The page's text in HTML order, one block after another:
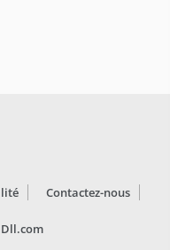
Contactez-nous